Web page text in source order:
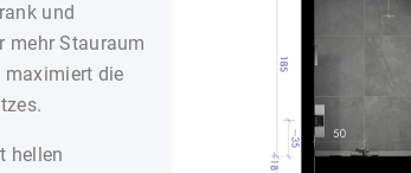
und
mehr Stauraum
maximiert die
hellen